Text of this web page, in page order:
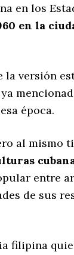
en los
en la
la versión
época.
al mismo
entre
de sus
filipina